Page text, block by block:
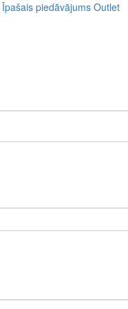
Īpašais piedāvājums Outlet